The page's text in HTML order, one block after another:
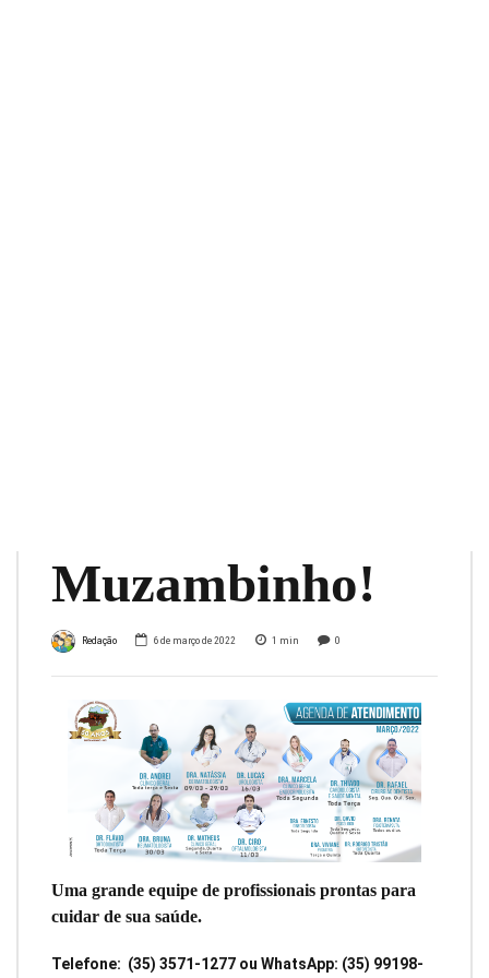
Muzambinho!
Redação 6 de março de 2022 1 min 0
Uma grande equipe de profissionais prontas para
cuidar de sua saúde.
Telefone: (35) 3571-1277 ou WhatsApp: (35) 99198-